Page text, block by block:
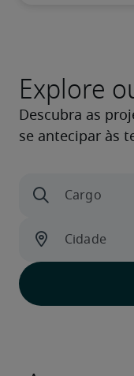
Explore